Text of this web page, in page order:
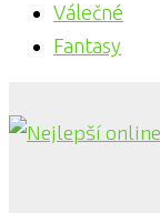
Válečné
Fantasy